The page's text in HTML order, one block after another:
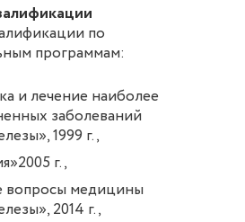
по
программам:
и лечение наиболее
заболеваний
1999 г.,
г.,
вопросы медицины
2014 г.,